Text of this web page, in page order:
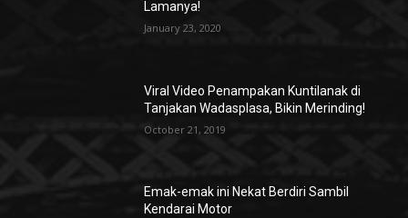
Lamanya!
January 23, 2020
Viral Video Penampakan Kuntilanak di
Tanjakan Wadasplasa, Bikin Merinding!
October 21, 2019
Emak-emak ini Nekat Berdiri Sambil
Kendarai Motor